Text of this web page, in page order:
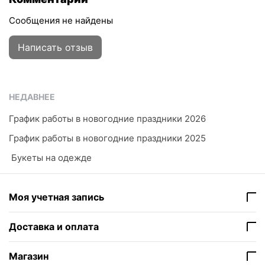
Сообщения не найдены
Написать отзыв
НЕДАВНЕЕ
График работы в новогодние праздники 2026
График работы в новогодние праздники 2025
​ Букеты на одежде
Моя учетная запись
Доставка и оплата
Магазин